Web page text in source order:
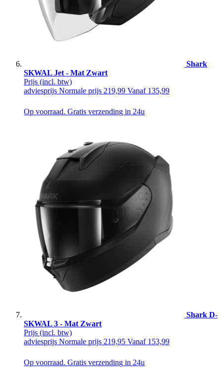
Shark
SKWAL Jet - Mat Zwart
Prijs (incl. btw)
adviesprijs Normale prijs 219,99 Vanaf 135,99
Op voorraad. Gratis verzending in 24u
Shark D-
SKWAL 3 - Mat Zwart
Prijs (incl. btw)
adviesprijs Normale prijs 219,95 Vanaf 153,99
Op voorraad. Gratis verzending in 24u